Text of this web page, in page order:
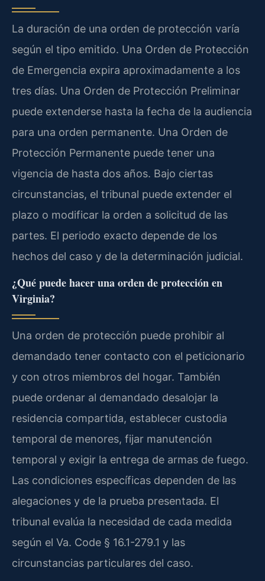
La duración de una orden de protección varía
según el tipo emitido. Una Orden de Protección
de Emergencia expira aproximadamente a los
tres días. Una Orden de Protección Preliminar
puede extenderse hasta la fecha de la audiencia
para una orden permanente. Una Orden de
Protección Permanente puede tener una
vigencia de hasta dos años. Bajo ciertas
circunstancias, el tribunal puede extender el
plazo o modificar la orden a solicitud de las
partes. El periodo exacto depende de los
hechos del caso y de la determinación judicial.
¿Qué puede hacer una orden de protección en
Virginia?
Una orden de protección puede prohibir al
demandado tener contacto con el peticionario
y con otros miembros del hogar. También
puede ordenar al demandado desalojar la
residencia compartida, establecer custodia
temporal de menores, fijar manutención
temporal y exigir la entrega de armas de fuego.
Las condiciones específicas dependen de las
alegaciones y de la prueba presentada. El
tribunal evalúa la necesidad de cada medida
según el Va. Code § 16.1-279.1 y las
circunstancias particulares del caso.